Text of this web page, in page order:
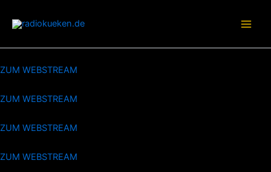
Inhalt
ZUM WEBSTREAM
ZUM WEBSTREAM
ZUM WEBSTREAM
ZUM WEBSTREAM